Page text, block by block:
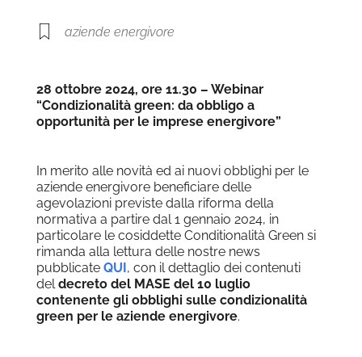
aziende energivore
28 ottobre 2024, ore 11.30 – Webinar
“Condizionalità green: da obbligo a
opportunità per le imprese energivore”
In merito alle novità ed ai nuovi obblighi per le
aziende energivore beneficiare delle
agevolazioni previste dalla riforma della
normativa a partire dal 1 gennaio 2024, in
particolare le cosiddette Conditionalità Green si
rimanda alla lettura delle nostre news
pubblicate QUI , con il dettaglio dei contenuti
deldecreto del MASE del 10 luglio
contenente gli obblighi sulle condizionalità
green per le aziende energivore.